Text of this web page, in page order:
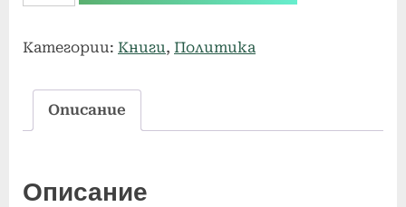
за
последният
бастион
на
Категории: Книги, Политика
Описание
Описание